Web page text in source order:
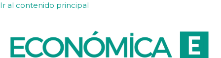
Ir al contenido principal